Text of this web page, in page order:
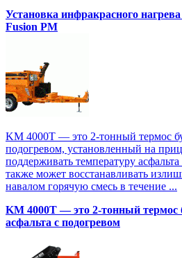
Установка инфракрасного
Fusion PM
KM 4000T — это 2-тонный термос
подогревом, установленный на
поддерживать температуру
также может восстанавливать
навалом горячую смесь в течение ...
KM 4000T — это 2-тонный термос
асфальта с подогревом